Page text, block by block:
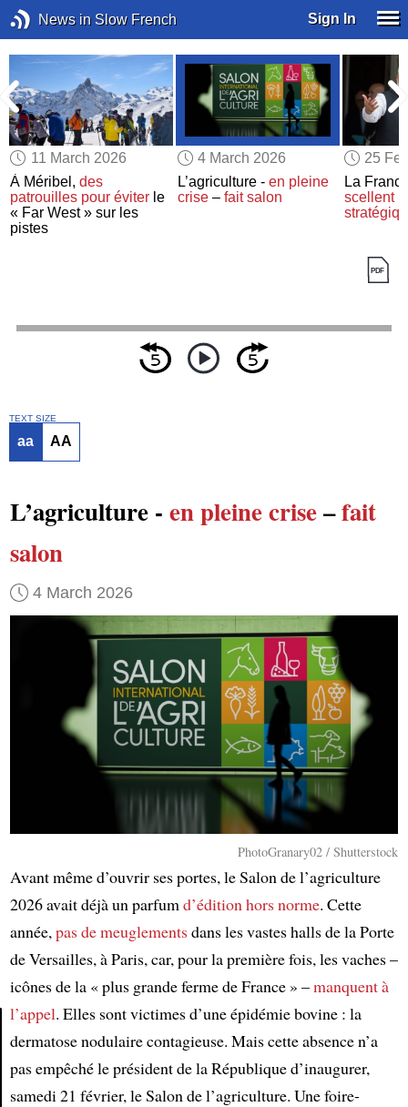
News in Slow French Sign In
11 March 2026
À Méribel,des
patrouilles pour éviter le
« Far West » sur les
pistes
4 March 2026
L’agriculture - en pleine
crise– fait salon
25
La
scellent
TEXT SIZE
aa AA
L’agriculture - en pleine crise–fait
salon
4 March 2026
PhotoGranary02 / Shutterstock
Avant même d’ouvrir ses portes, le Salon de l’agriculture
2026 avait déjà un parfumd’édition hors norme. Cette
année,pas de meuglementsdans les vastes halls de la Porte
de Versailles, à Paris, car, pour la première fois, les vaches –
icônes de la « plus grande ferme de France » –manquent à
l’appel. Elles sont victimes d’une épidémie bovine : la
dermatose nodulaire contagieuse. Mais cette absence n’a
pas empêché le président de la République d’inaugurer,
samedi 21 février, le Salon de l’agriculture. Une foire-